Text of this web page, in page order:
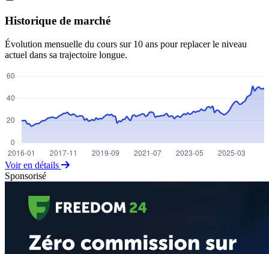
Historique de marché
Évolution mensuelle du cours sur 10 ans pour replacer le niveau
actuel dans sa trajectoire longue.
Voir en détails
Sponsorisé